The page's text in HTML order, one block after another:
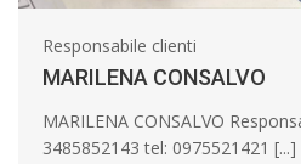
Responsabile clienti
MARILENA CONSALVO
MARILENA CONSALVO
3485852143 tel: 0975521421 [...]